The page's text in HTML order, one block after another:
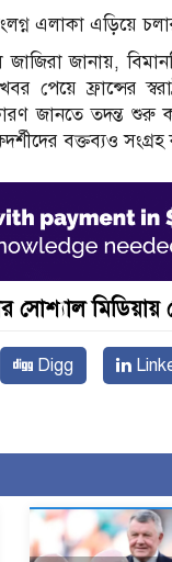
এলাকা এড়িয়ে
জানায়,
ফ্রান্সের
জানতে তদন্ত শুরু
বক্তব্যও সংগ্রহ
মিডিয়ায়
Digg